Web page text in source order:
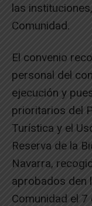
las
Comunidad.
El convenio
personal del
ejecución y
prioritarios del
Turística y el
Reserva de la
Navarra,
aprobados den
Comunidad el